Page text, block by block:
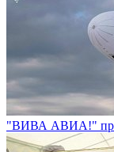
"ВИВА АВИА!"